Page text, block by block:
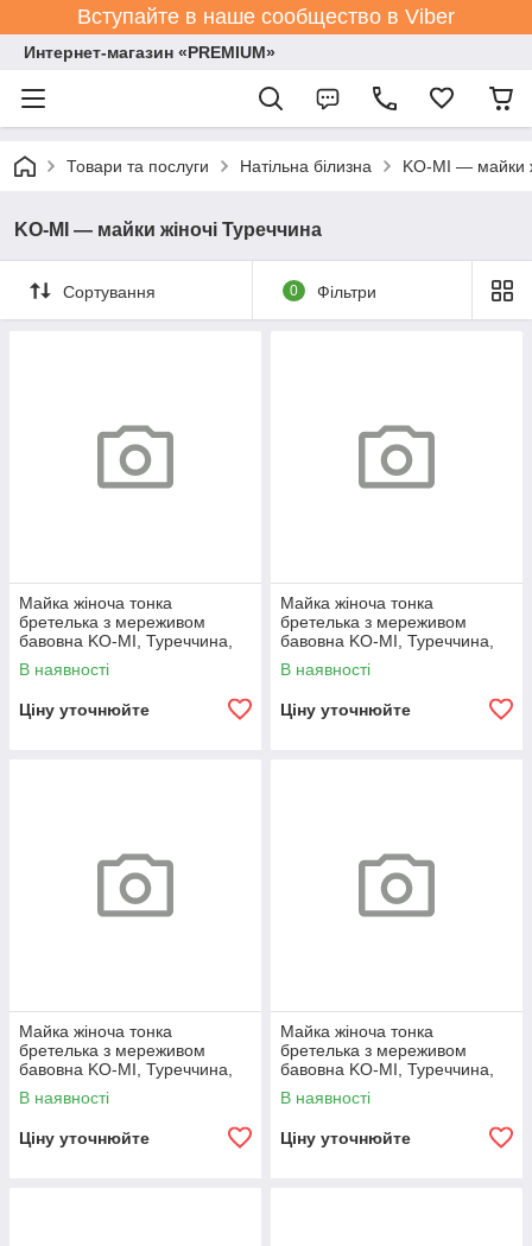
Вступайте в наше сообщество в Viber
Интернет-магазин «PREMIUM»
Товари та послуги Натільна білизна KO-MI — майки
KO-MI — майки жіночі Туреччина
Сортування 0 Фільтри
Майка жіноча тонка
бретелька з мереживом
бавовна KO-MI, Туреччина,
розміри 2XL, бежева, 08029
В наявності
Ціну уточнюйте
Майка жіноча тонка
бретелька з мереживом
бавовна KO-MI, Туреччина,
розміри 2XL, біла, 08024
В наявності
Ціну уточнюйте
Майка жіноча тонка
бретелька з мереживом
бавовна KO-MI, Туреччина,
розміри 2XL, чорна, 08019
В наявності
Ціну уточнюйте
Майка жіноча тонка
бретелька з мереживом
бавовна KO-MI, Туреччина,
розміри L, бежева, 08027
В наявності
Ціну уточнюйте